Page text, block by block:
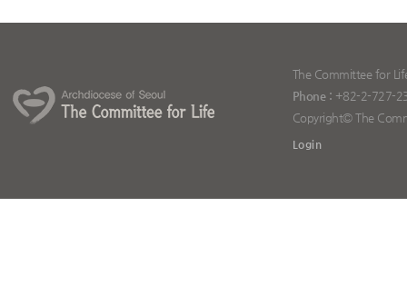
The Committee for
Phone : +82-2-727-
Copyright© The
Login